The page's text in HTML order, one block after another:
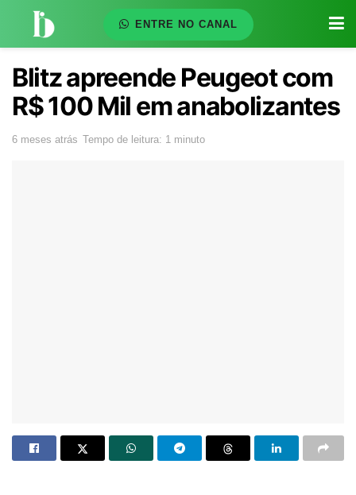
ENTRE NO CANAL
Blitz apreende Peugeot com
R$ 100 Mil em anabolizantes
6 meses atrás Tempo de leitura: 1 minuto